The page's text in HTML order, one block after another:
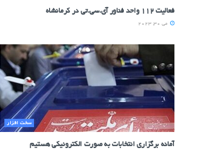
فعالیت ۱۱۲ واحد فناور آی.سی.تی در کرمانشاه
می 30, 2023
سخت افزار
آماده برگزاری انتخابات به صورت الکترونیکی هستیم